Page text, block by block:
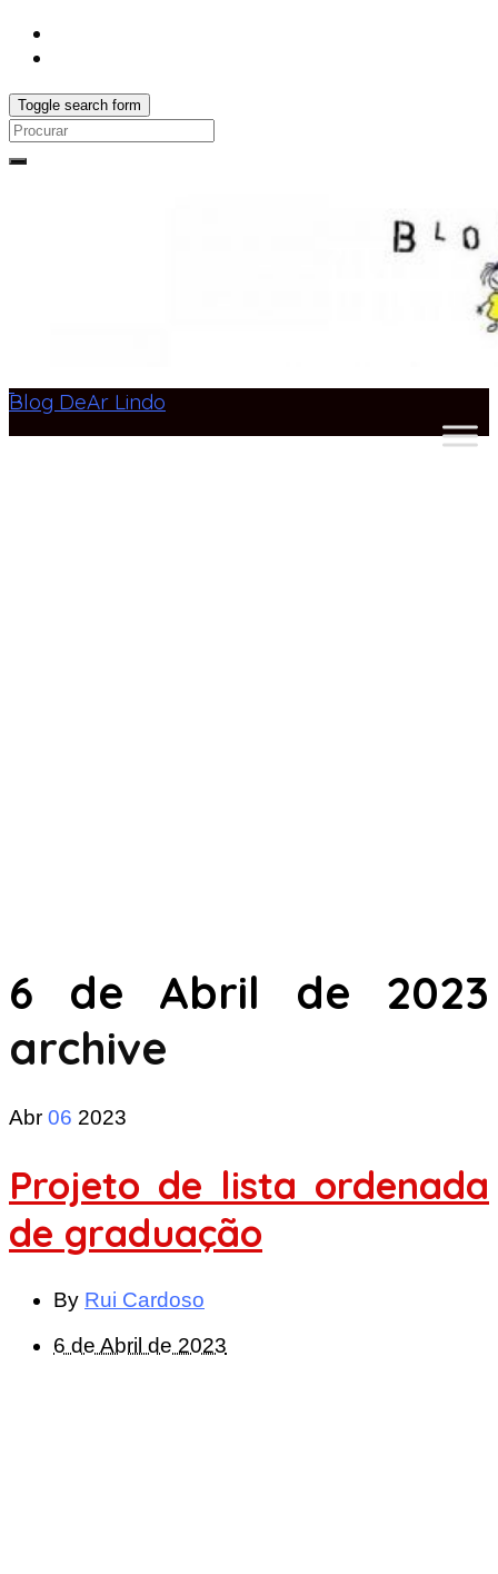
Toggle search form
Search
Blog DeAr Lindo
6 de Abril de 2023
archive
Abr 06 2023
Projeto de lista ordenada
de graduação
By Rui Cardoso
6 de Abril de 2023